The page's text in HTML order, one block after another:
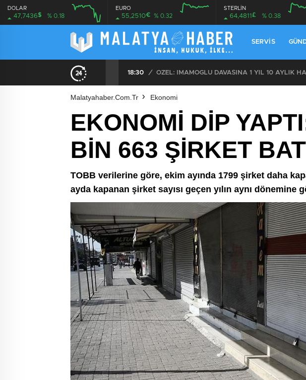
DOLAR
47,7436$ % 0.18
12:00 16:00
EURO
55,2510€ % 0.32
12:00 16:00
STERLİN
64,4811 £ % 0.38
SERVIS
18:30 /
Malatyahaber.com.tr Ekonomi
EKONOMİ DİP
BİN 663 ŞİRKET
TOBB verilerine göre, ekim ayında 1799 şirket daha
ayda kapanan şirket sayısı geçen yılın aynı dönemine